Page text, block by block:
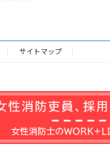
サイトマップ